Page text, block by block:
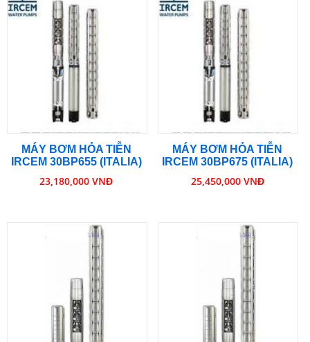
MÁY BƠM HỎA TIỄN
IRCEM 30BP655 (ITALIA)
23,180,000 VNĐ
MÁY BƠM HỎA TIỄN
IRCEM 30BP675 (ITALIA)
25,450,000 VNĐ